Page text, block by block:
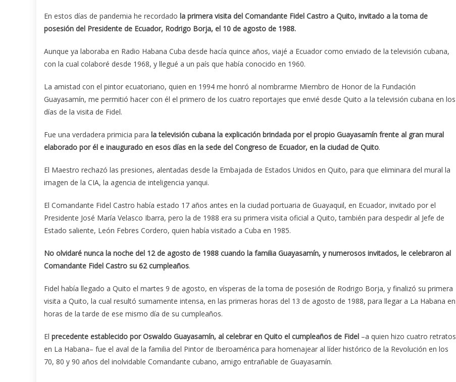
En estos días de pandemia he recordado la primera visita del Comandante Fidel Castro a Quito, invitado a la toma de
posesión del Presidente de Ecuador, Rodrigo Borja, el 10 de agosto de 1988.
Aunque ya laboraba en Radio Habana Cuba desde hacía quince años, viajé a Ecuador como enviado de la televisión cubana,
con la cual colaboré desde 1968, y llegué a un país que había conocido en 1960.
La amistad con el pintor ecuatoriano, quien en 1994 me honró al nombrarme Miembro de Honor de la Fundación
Guayasamín, me permitió hacer con él el primero de los cuatro reportajes que envié desde Quito a la televisión cubana en los
días de la visita de Fidel.
Fue una verdadera primicia para la televisión cubana la explicación brindada por el propio Guayasamín frente al gran mural
elaborado por él e inaugurado en esos días en la sede del Congreso de Ecuador, en la ciudad de Quito.
El Maestro rechazó las presiones, alentadas desde la Embajada de Estados Unidos en Quito, para que eliminara del mural la
imagen de la CIA, la agencia de inteligencia yanqui.
El Comandante Fidel Castro había estado 17 años antes en la ciudad portuaria de Guayaquil, en Ecuador, invitado por el
Presidente José María Velasco Ibarra, pero la de 1988 era su primera visita oficial a Quito, también para despedir al Jefe de
Estado saliente, León Febres Cordero, quien había visitado a Cuba en 1985.
No olvidaré nunca la noche del 12 de agosto de 1988 cuando la familia Guayasamín, y numerosos invitados, le celebraron al
Comandante Fidel Castro su 62 cumpleaños.
Fidel había llegado a Quito el martes 9 de agosto, en vísperas de la toma de posesión de Rodrigo Borja, y finalizó su primera
visita a Quito, la cual resultó sumamente intensa, en las primeras horas del 13 de agosto de 1988, para llegar a La Habana en
horas de la tarde de ese mismo día de su cumpleaños.
El precedente establecido por Oswaldo Guayasamín, al celebrar en Quito el cumpleaños de Fidel –a quien hizo cuatro retratos
en La Habana– fue el aval de la familia del Pintor de Iberoamérica para homenajear al líder histórico de la Revolución en los
70, 80 y 90 años del inolvidable Comandante cubano, amigo entrañable de Guayasamín.